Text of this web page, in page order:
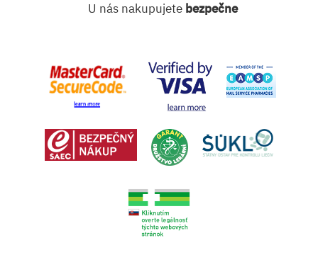
U nás nakupujete bezpečne